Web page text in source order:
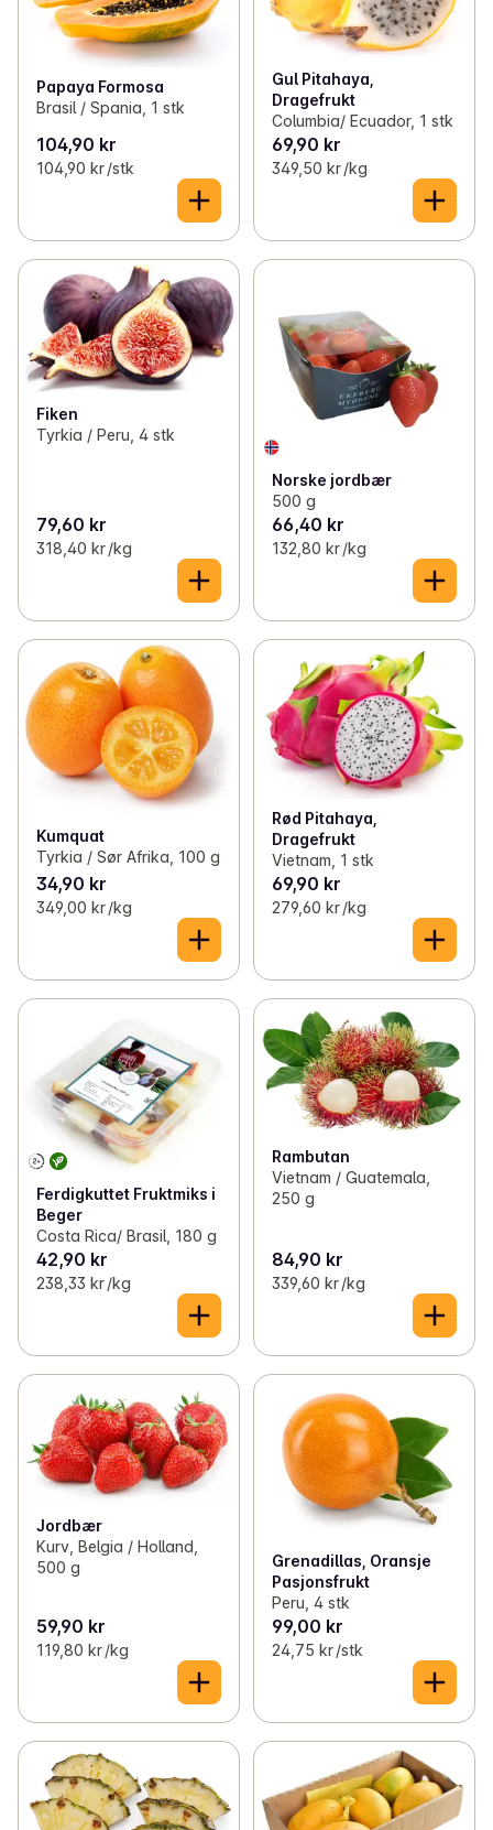
Papaya Formosa
Brasil / Spania, 1 stk
104,90 kr
104,90 kr /stk
Gul Pitahaya,
Dragefrukt
Columbia/ Ecuador, 1 stk
69,90 kr
349,50 kr /kg
Fiken
Tyrkia / Peru, 4 stk
79,60 kr
318,40 kr /kg
Norske jordbær
500 g
66,40 kr
132,80 kr /kg
Kumquat
Tyrkia / Sør Afrika, 100 g
34,90 kr
349,00 kr /kg
Rød Pitahaya,
Dragefrukt
Vietnam, 1 stk
69,90 kr
279,60 kr /kg
Ferdigkuttet Fruktmiks i
Beger
Costa Rica/ Brasil, 180 g
42,90 kr
238,33 kr /kg
Rambutan
Vietnam / Guatemala,
250 g
84,90 kr
339,60 kr /kg
Jordbær
Kurv, Belgia / Holland,
500 g
59,90 kr
119,80 kr /kg
Grenadillas, Oransje
Pasjonsfrukt
Peru, 4 stk
99,00 kr
24,75 kr /stk